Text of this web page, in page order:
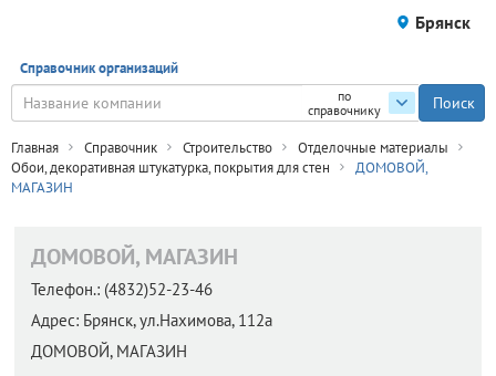
Брянск
Справочник организаций
по
справочнику
Главная Справочник Строительство
Отделочные материалы
Обои, декоративная штукатурка, покрытия для стен
ДОМОВОЙ,
МАГАЗИН
ДОМОВОЙ, МАГАЗИН
Телефон.: (4832)52-23-46
Адрес: Брянск,ул.Нахимова, 112а
ДОМОВОЙ, МАГАЗИН